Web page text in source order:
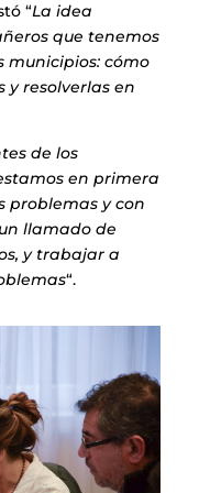
“La idea
que tenemos
municipios: cómo
resolverlas en
de los
en primera
problemas y con
llamado de
y trabajar a
“.